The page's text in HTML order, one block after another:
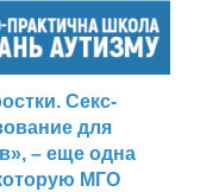
Секс-
для
– еще одна
МГО